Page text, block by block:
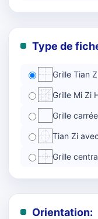
Type de
Grille Tian
Grille Mi Zi
Grille carrée
Tian Zi
Grille
Orientation: